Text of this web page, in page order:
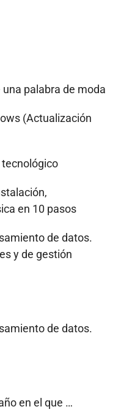
palabra de moda
(Actualización
en 10 pasos
de datos.
y de gestión
de datos.
en el que …